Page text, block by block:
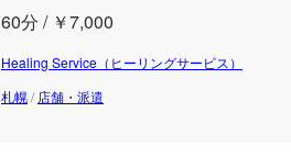
60分 / ￥7,000
Healing Service（ヒーリングサービス）
札幌/ 店舗・派遣